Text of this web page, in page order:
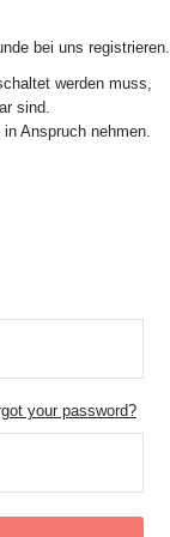
bei uns registrieren.
werden muss,
sind.
Anspruch nehmen.
your password?